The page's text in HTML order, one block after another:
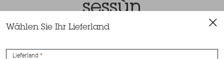
Wählen Sie Ihr Lieferland
Lieferland